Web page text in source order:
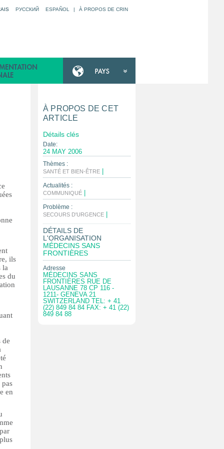
РУССКИЙ ESPAÑOL | À PROPOS DE CRIN
ils
la
du
de
en
À PROPOS DE CET
ARTICLE
Détails clés
Date:
24 MAY 2006
Thèmes :
SANTÉ ET BIEN-ÊTRE
Actualités :
COMMUNIQUÉ
Problème :
SECOURS D'URGENCE
DÉTAILS DE
L'ORGANISATION
MÉDECINS SANS
FRONTIÈRES
Adresse
MÉDECINS SANS
FRONTIÈRES RUE DE
LAUSANNE 78 CP 116 -
1211- GENEVA 21
SWITZERLAND TEL: + 41
(22) 849 84 84 FAX: + 41 (22)
849 84 88